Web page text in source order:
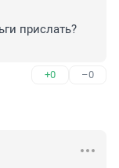
прислать?
+0 –0